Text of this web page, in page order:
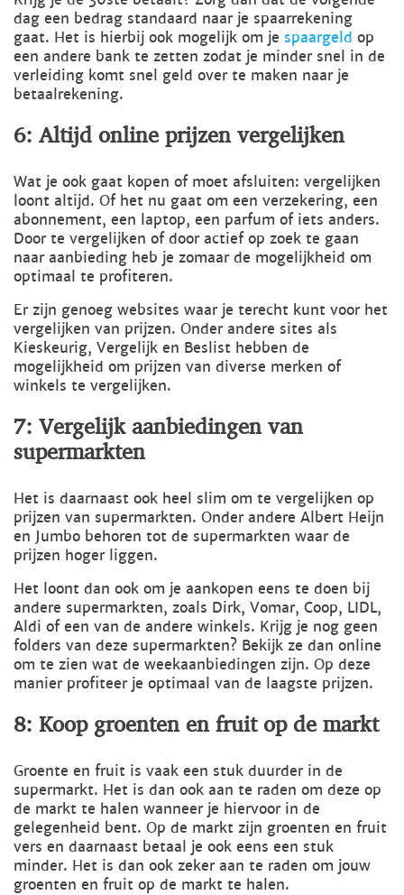
dag een bedrag standaard naar je spaarrekening
gaat. Het is hierbij ook mogelijk om je spaargeld op
een andere bank te zetten zodat je minder snel in de
verleiding komt snel geld over te maken naar je
betaalrekening.
6: Altijd online prijzen vergelijken
Wat je ook gaat kopen of moet afsluiten: vergelijken
loont altijd. Of het nu gaat om een verzekering, een
abonnement, een laptop, een parfum of iets anders.
Door te vergelijken of door actief op zoek te gaan
naar aanbieding heb je zomaar de mogelijkheid om
optimaal te profiteren.
Er zijn genoeg websites waar je terecht kunt voor het
vergelijken van prijzen. Onder andere sites als
Kieskeurig, Vergelijk en Beslist hebben de
mogelijkheid om prijzen van diverse merken of
winkels te vergelijken.
7: Vergelijk aanbiedingen van
supermarkten
Het is daarnaast ook heel slim om te vergelijken op
prijzen van supermarkten. Onder andere Albert Heijn
en Jumbo behoren tot de supermarkten waar de
prijzen hoger liggen.
Het loont dan ook om je aankopen eens te doen bij
andere supermarkten, zoals Dirk, Vomar, Coop, LIDL,
Aldi of een van de andere winkels. Krijg je nog geen
folders van deze supermarkten? Bekijk ze dan online
om te zien wat de weekaanbiedingen zijn. Op deze
manier profiteer je optimaal van de laagste prijzen.
8: Koop groenten en fruit op de markt
Groente en fruit is vaak een stuk duurder in de
supermarkt. Het is dan ook aan te raden om deze op
de markt te halen wanneer je hiervoor in de
gelegenheid bent. Op de markt zijn groenten en fruit
vers en daarnaast betaal je ook eens een stuk
minder. Het is dan ook zeker aan te raden om jouw
groenten en fruit op de markt te halen.